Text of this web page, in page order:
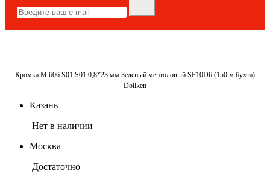
Кромка М.606.S01 S01 0,8*23 мм Зеленый ментоловый SF10D6 (150 м бухта)
Dollken
Казань
Нет в наличии
Москва
Достаточно